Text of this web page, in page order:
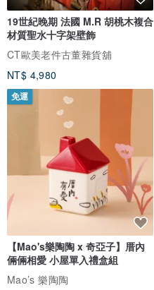
19世紀晚期 法國 M.R 胡桃木複合
材質聖水十字架壁飾
CT歐美老件古董雜貨舖
NT$ 4,980
免運
【Mao's樂陶陶 x 奇亞子】厝內
倆倆相愛 小屋單入禮盒組
Mao’s 樂陶陶